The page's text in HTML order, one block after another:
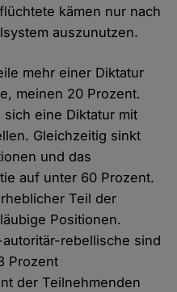
kämen nur nach
auszunutzen.
mehr einer Diktatur
meinen 20 Prozent.
eine Diktatur mit
Gleichzeitig sinkt
und das
auf unter 60 Prozent.
Teil der
Positionen.
rebellische sind
Prozent
der Teilnehmenden